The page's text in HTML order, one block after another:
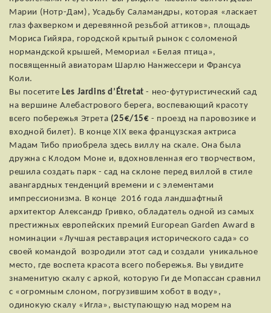
Марии (Нотр-Дам), Усадьбу Саламандры, которая «ласкает
глаз фахверком и деревянной резьбой аттиков», площадь
Мориса Гийяра, городской крытый рынок с соломеной
нормандской крышей, Мемориал «Белая птица»,
посвященный авиаторам Шарлю Нанжессери и Франсуа
Коли.
Вы посетите Les Jardins d’Étretat - нео-футуристический сад
на вершине Алебастрового берега, воспевающий красоту
всего побережья Этрета (25€/15€- проезд на паровозике и
входной билет). В конце XIX века французская актриса
Мадам Тибо приобрела здесь виллу на скале. Она была
дружна с Клодом Моне и, вдохновленная его творчеством,
решила создать парк - сад на склоне перед виллой в стиле
авангардных тенденций времени и с элементами
импрессионизма. В конце 2016 года ландшафтный
архитектор Александр Гривко, обладатель одной из самых
престижных европейских премий European Garden Award в
номинации «Лучшая реставрация исторического сада» со
своей командой возродили этот сад и создали уникальное
место, где воспета красота всего побережья. Вы увидите
знаменитую скалу с аркой, которую Ги де Мопассан сравнил
с «огромным слоном, погрузившим хобот в воду»,
одинокую скалу «Игла», выступающую над морем на